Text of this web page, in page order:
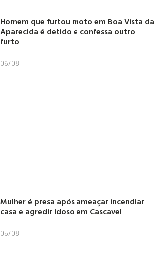
Homem que furtou moto em Boa Vista da
Aparecida é detido e confessa outro
furto
06/08
Mulher é presa após ameaçar incendiar
casa e agredir idoso em Cascavel
05/08